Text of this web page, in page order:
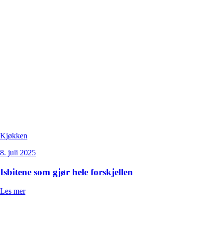
Kjøkken
8. juli 2025
Isbitene som gjør hele forskjellen
Les mer